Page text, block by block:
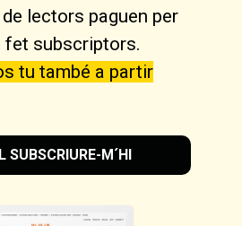
lectors paguen per
fet subscriptors.
tu també a partir
SUBSCRIURE-M´HI